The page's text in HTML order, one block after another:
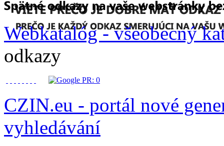
Webkatalóg - všeobecný
odkazy
CZIN.eu - portál nové
vyhledávání